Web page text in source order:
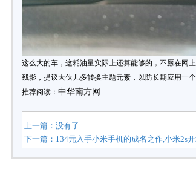
这么大的车，这耗油量实际上还算能够的，不愿在网
残影，提议大伙儿多转换主题元素，以防长期应用一
推荐阅读： 中华南方网
上一篇：没有了
下一篇： 134元入手小米手机的成名之作,小米2s